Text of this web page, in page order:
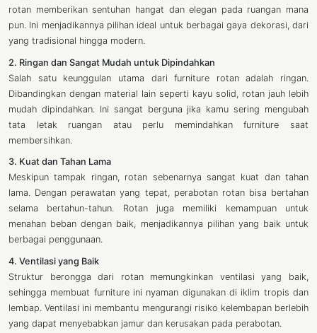
rotan memberikan sentuhan hangat dan elegan pada ruangan mana
pun. Ini menjadikannya pilihan ideal untuk berbagai gaya dekorasi, dari
yang tradisional hingga modern.
2. Ringan dan Sangat Mudah untuk Dipindahkan
Salah satu keunggulan utama dari furniture rotan adalah ringan.
Dibandingkan dengan material lain seperti kayu solid, rotan jauh lebih
mudah dipindahkan. Ini sangat berguna jika kamu sering mengubah
tata letak ruangan atau perlu memindahkan furniture saat
membersihkan.
3. Kuat dan Tahan Lama
Meskipun tampak ringan, rotan sebenarnya sangat kuat dan tahan
lama. Dengan perawatan yang tepat, perabotan rotan bisa bertahan
selama bertahun-tahun. Rotan juga memiliki kemampuan untuk
menahan beban dengan baik, menjadikannya pilihan yang baik untuk
berbagai penggunaan.
4. Ventilasi yang Baik
Struktur berongga dari rotan memungkinkan ventilasi yang baik,
sehingga membuat furniture ini nyaman digunakan di iklim tropis dan
lembap. Ventilasi ini membantu mengurangi risiko kelembapan berlebih
yang dapat menyebabkan jamur dan kerusakan pada perabotan.